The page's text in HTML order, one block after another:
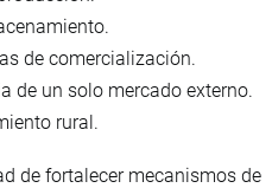
de comercialización.
de un solo mercado externo.
rural.
de fortalecer mecanismos de